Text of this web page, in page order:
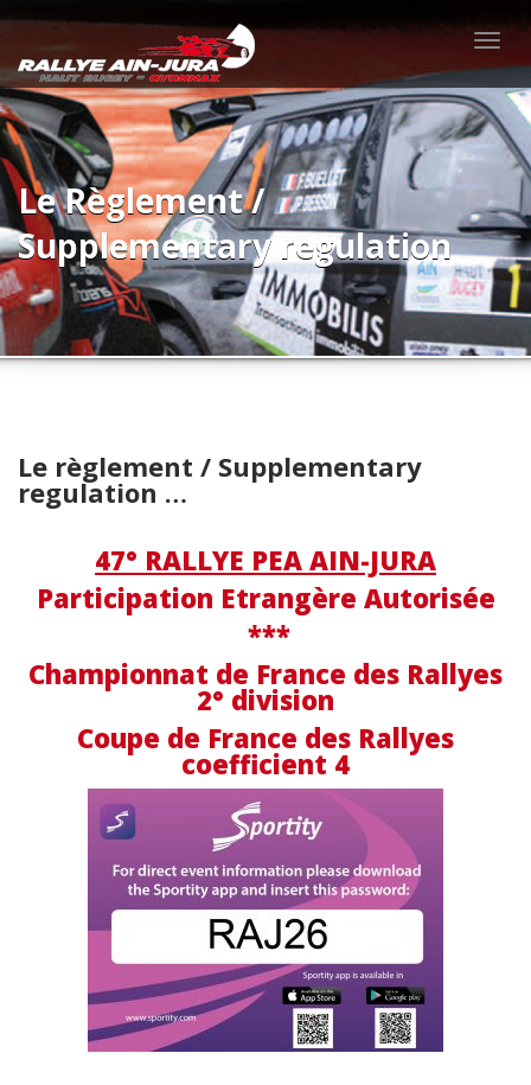
Le Règlement /
Supplementary regulation
Le règlement / Supplementary
regulation …
47° RALLYE PEA AIN-JURA
Participation Etrangère Autorisée
***
Championnat de France des Rallyes
2° division
Coupe de France des Rallyes
coefficient 4